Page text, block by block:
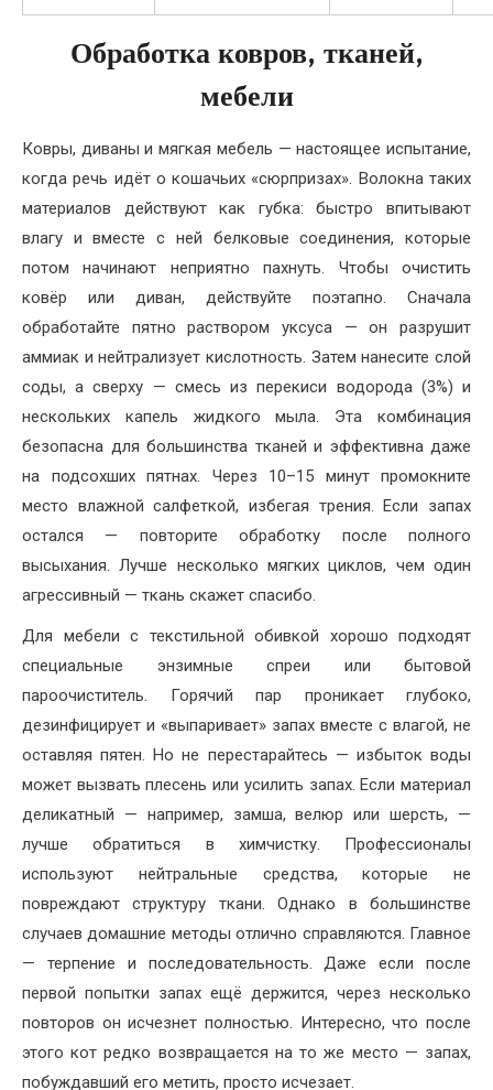
Обработка ковров, тканей,
мебели
Ковры, диваны и мягкая мебель — настоящее испытание,
когда речь идёт о кошачьих «сюрпризах». Волокна таких
материалов действуют как губка: быстро впитывают
влагу и вместе с ней белковые соединения, которые
потом начинают неприятно пахнуть. Чтобы очистить
ковёр или диван, действуйте поэтапно. Сначала
обработайте пятно раствором уксуса — он разрушит
аммиак и нейтрализует кислотность. Затем нанесите слой
соды, а сверху — смесь из перекиси водорода (3%) и
нескольких капель жидкого мыла. Эта комбинация
безопасна для большинства тканей и эффективна даже
на подсохших пятнах. Через 10–15 минут промокните
место влажной салфеткой, избегая трения. Если запах
остался — повторите обработку после полного
высыхания. Лучше несколько мягких циклов, чем один
агрессивный — ткань скажет спасибо.
Для мебели с текстильной обивкой хорошо подходят
специальные энзимные спреи или бытовой
пароочиститель. Горячий пар проникает глубоко,
дезинфицирует и «выпаривает» запах вместе с влагой, не
оставляя пятен. Но не перестарайтесь — избыток воды
может вызвать плесень или усилить запах. Если материал
деликатный — например, замша, велюр или шерсть, —
лучше обратиться в химчистку. Профессионалы
используют нейтральные средства, которые не
повреждают структуру ткани. Однако в большинстве
случаев домашние методы отлично справляются. Главное
— терпение и последовательность. Даже если после
первой попытки запах ещё держится, через несколько
повторов он исчезнет полностью. Интересно, что после
этого кот редко возвращается на то же место — запах,
побуждавший его метить, просто исчезает.